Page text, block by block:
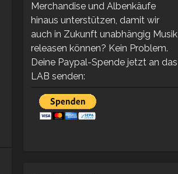
Merchandise und Albenkäufe
hinaus unterstützen, damit wir
auch in Zukunft unabhängig Musik
releasen können? Kein Problem.
Deine Paypal-Spende jetzt an das
LAB senden: